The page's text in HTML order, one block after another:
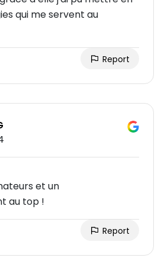
qui me servent au
Report
et un
au top !
Report